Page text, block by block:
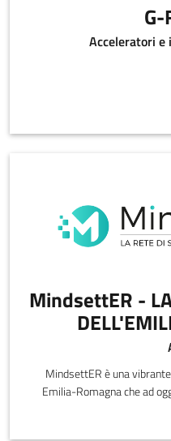
Acceleratori
MindsettER -
MindsettER è una
Emilia-Romagna che ad